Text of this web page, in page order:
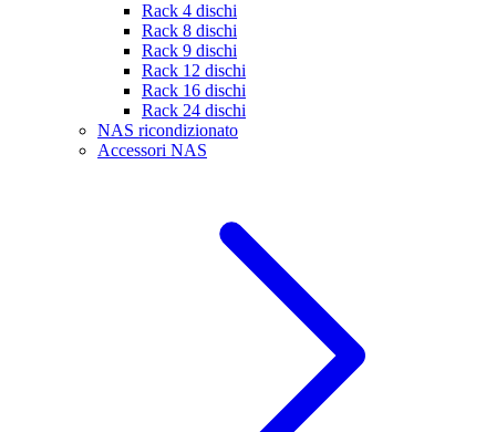
Rack 4 dischi
Rack 8 dischi
Rack 9 dischi
Rack 12 dischi
Rack 16 dischi
Rack 24 dischi
NAS ricondizionato
Accessori NAS